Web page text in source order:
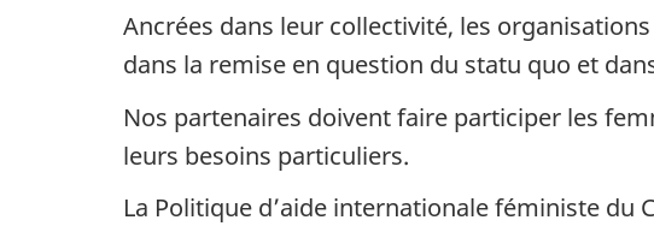
Ancrées dans leur collectivité, les
dans la remise en question du statu quo et
Nos partenaires doivent faire participer les
leurs besoins particuliers.
La Politique d’aide internationale féministe